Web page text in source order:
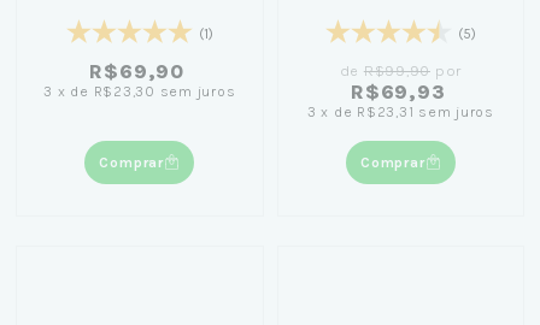
(1)
R$69,90
3 x de R$23,30 sem juros
Comprar
(5)
de R$99,90 por
R$69,93
3 x de R$23,31 sem juros
Comprar